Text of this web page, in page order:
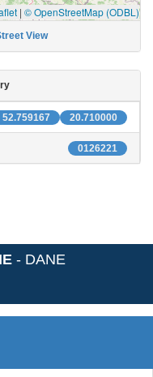
| © OpenStreetMap (ODBL)
View
20.710000
52.759167
0126221
- DANE